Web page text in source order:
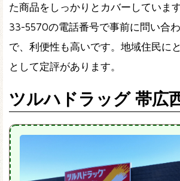
た商品をしっかりとカバーしていま
33-5570の電話番号で事前に問い合
で、利便性も高いです。地域住民に
として定評があります。
ツルハドラッグ 帯広